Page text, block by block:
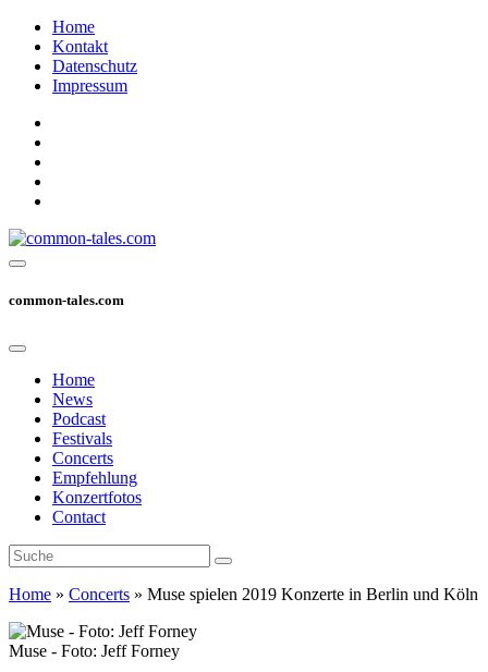
Home
Kontakt
Datenschutz
Impressum
common-tales.com
Home
News
Podcast
Festivals
Concerts
Empfehlung
Konzertfotos
Contact
Home » Concerts » Muse spielen 2019 Konzerte in Berlin und Köln
Muse - Foto: Jeff Forney